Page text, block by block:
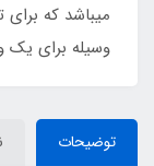
میباشد که
وسیله برای یک
توضیحات